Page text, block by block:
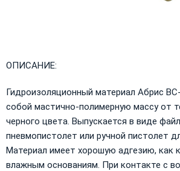
ОПИСАНИЕ:
Гидроизоляционный материал Абрис
собой мастично-полимерную массу от
черного цвета. Выпускается в виде
пневмопистолет или ручной пистолет
Материал имеет хорошую адгезию, как
влажным основаниям. При контакте с